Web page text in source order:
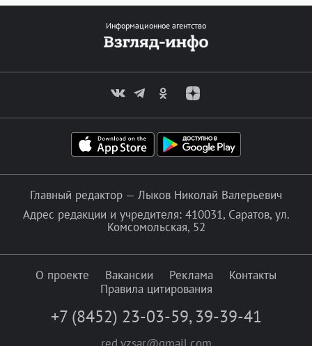
Информационное агентство
Главный редактор — Лыков Николай Валерьевич
Адрес редакции и учредителя: 410031, Саратов, ул.
Комсомольская, 52
О проекте Вакансии Реклама
Контакты
Правила цитирования
+7 (8452) 23-03-59, 39-39-41